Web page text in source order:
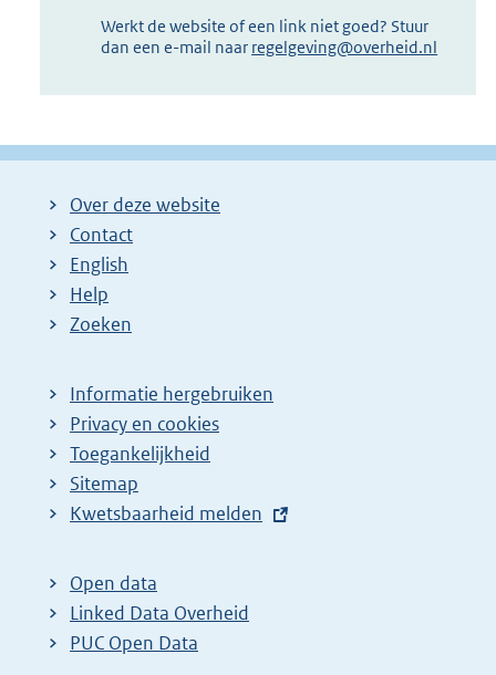
Werkt de website of een link niet goed? Stuur
dan een e-mail naar regelgeving@overheid.nl
Over deze website
Contact
English
Help
Zoeken
Informatie hergebruiken
Privacy en cookies
Toegankelijkheid
Sitemap
E
t
e
r
Kwetsbaarheid melden
Open data
Linked Data Overheid
PUC Open Data